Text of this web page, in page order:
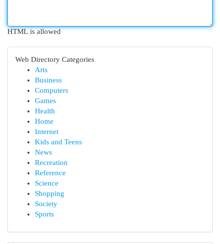
HTML is allowed
Web Directory Categories
Arts
Business
Computers
Games
Health
Home
Internet
Kids and Teens
News
Recreation
Reference
Science
Shopping
Society
Sports